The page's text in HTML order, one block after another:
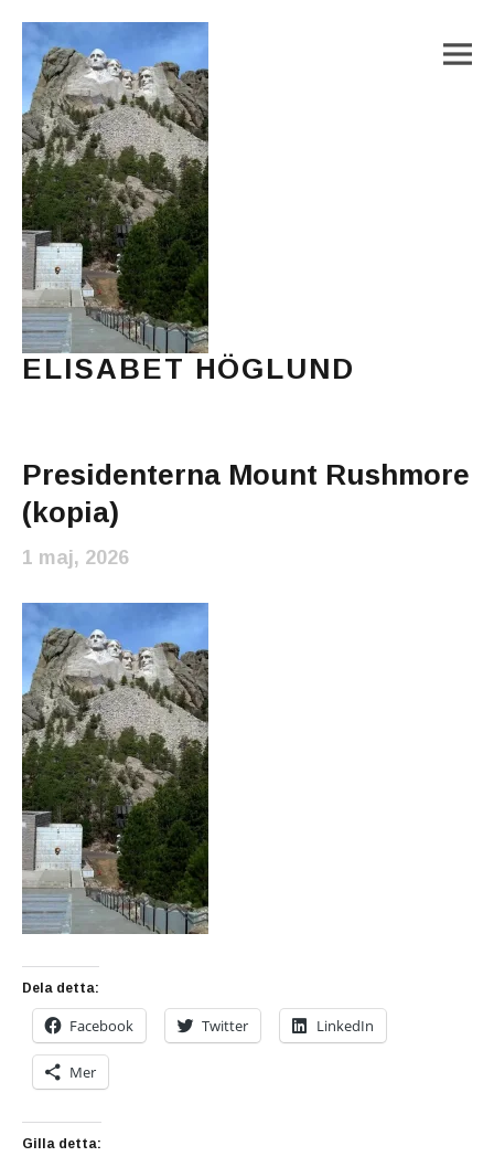
ELISABET HÖGLUND
Presidenterna Mount Rushmore
(kopia)
1 maj, 2026
Dela detta:
Facebook Twitter LinkedIn
Mer
Gilla detta: